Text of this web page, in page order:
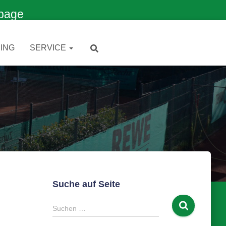
SERVICE
Suche auf Seite
S
u
Suchen …